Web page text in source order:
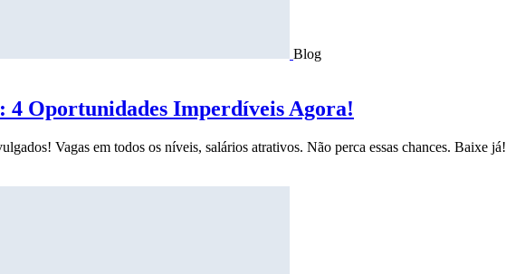
Blog
4 Oportunidades Imperdíveis Agora!
Vagas em todos os níveis, salários atrativos. Não perca essas chances. Baixe já!